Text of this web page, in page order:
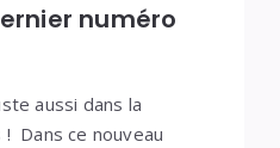
numéro
aussi dans la
Dans ce nouveau